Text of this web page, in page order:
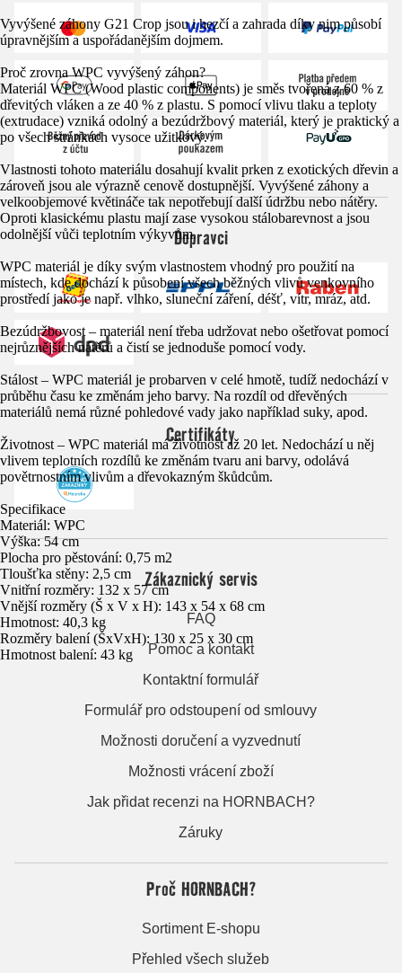
Vyvýšené záhony G21 Crop jsou i hezčí a zahrada díky nim působí
úpravnějším a uspořádanějším dojmem.
Proč zrovna WPC vyvýšený záhon?
Materiál WPC (Wood plastic components) je směs tvořená z 60 % z
dřevitých vláken a ze 40 % z plastu. S pomocí vlivu tlaku a teploty
(extrudace) vzniká odolný a bezúdržbový materiál, který je praktický a
po všech stránkách vysoce užitkový.
Vlastnosti tohoto materiálu dosahují kvalit prken z exotických dřevin a
zároveň jsou ale výrazně cenově dostupnější. Vyvýšené záhony a
velkoobjemové květináče tak nepotřebují další údržbu nebo nátěry.
Oproti klasickému plastu mají zase vysokou stálobarevnost a jsou
odolnější vůči teplotním výkyvům.
WPC materiál je díky svým vlastnostem vhodný pro použití na
místech, kde dochází k působení všech běžných vlivů venkovního
prostředí jako je např. vlhko, sluneční záření, déšť, vítr, mráz, atd.
Bezúdržbovost – materiál není třeba udržovat nebo ošetřovat pomocí
nejrůznějších nátěrů a čistí se jednoduše pomocí vody.
Stálost – WPC materiál je probarven v celé hmotě, tudíž nedochází v
průběhu času ke změnám jeho barvy. Na rozdíl od dřevěných
materiálů nemá různé pohledové vady jako například suky, apod.
Životnost – WPC materiál má životnost až 20 let. Nedochází u něj
vlivem teplotních rozdílů ke změnám tvaru ani barvy, odolává
povětrnostním vlivům a dřevokazným škůdcům.
Specifikace
Materiál: WPC
Výška: 54 cm
Plocha pro pěstování: 0,75 m2
Tloušťka stěny: 2,5 cm
Vnitřní rozměry: 132 x 57 cm
Vnější rozměry (Š x V x H): 143 x 54 x 68 cm
Hmotnost: 40,3 kg
Rozměry balení (ŠxVxH): 130 x 25 x 30 cm
Hmotnost balení: 43 kg
Dopravci
Certifikáty
Zákaznický servis
FAQ
Pomoc a kontakt
Kontaktní formulář
Formulář pro odstoupení od smlouvy
Možnosti doručení a vyzvednutí
Možnosti vrácení zboží
Jak přidat recenzi na HORNBACH?
Záruky
Proč HORNBACH?
Sortiment E-shopu
Přehled všech služeb